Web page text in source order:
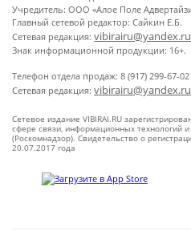
Учредитель: ООО «Алое Поле
Главный сетевой редактор: Сайкин Е.Б.
Сетевая редакция: vibirairu@yandex.ru
Знак информационной продукции: 16+.
Телефон отдела продаж: 8 (917) 299-67-02
Сетевая редакция: vibirairu@yandex.ru
Сетевое издание VIBIRAI.RU
сфере связи, информационных технологий
(Роскомнадзор). Свидетельство о
20.07.2017 года